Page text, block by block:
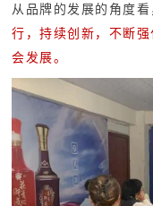
从品牌的发展的角度看
行，持续创新，不断
会发展。